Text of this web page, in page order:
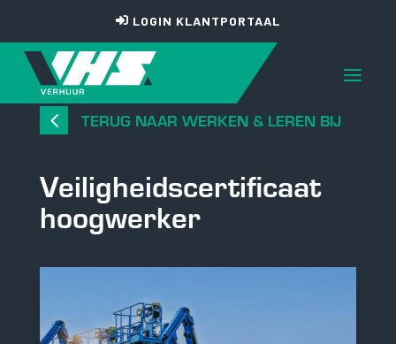
LOGIN KLANTPORTAAL
4 TERUG NAAR WERKEN & LEREN BIJ
Veiligheidscertificaat
hoogwerker